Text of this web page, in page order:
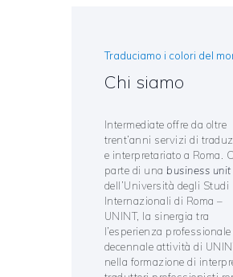
CONTATTITraduciamo i colori del
Chi siamo
Intermediate offre da oltre
trent’anni servizi di
e interpretariato a Roma.
parte di una business unit
dell’Università degli Studi
Internazionali di Roma –
UNINT, la sinergia tra
l’esperienza professionale
decennale attività di
nella formazione di